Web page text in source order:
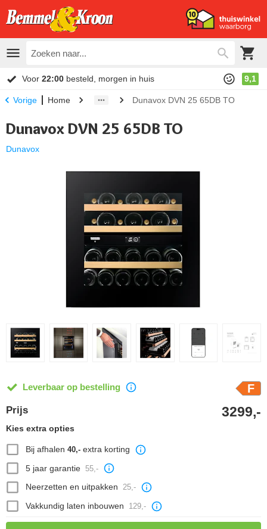
Voor 22:00 besteld, morgen in huis 9,1
Vorige Home Dunavox DVN 25 65DB TO
Dunavox DVN 25 65DB TO
Dunavox
Leverbaar op bestelling F
Prijs 3299,-
Kies extra opties
Bij afhalen 40,-extra korting
5 jaar garantie 55,-
Neerzetten en uitpakken 25,-
Vakkundig laten inbouwen 129,-